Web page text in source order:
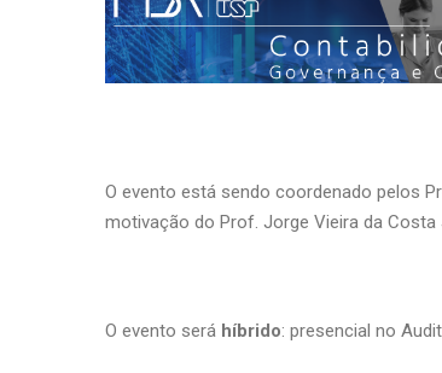
O evento está sendo coordenado pelos
motivação do Prof. Jorge Vieira da Costa
O evento será híbrido: presencial no